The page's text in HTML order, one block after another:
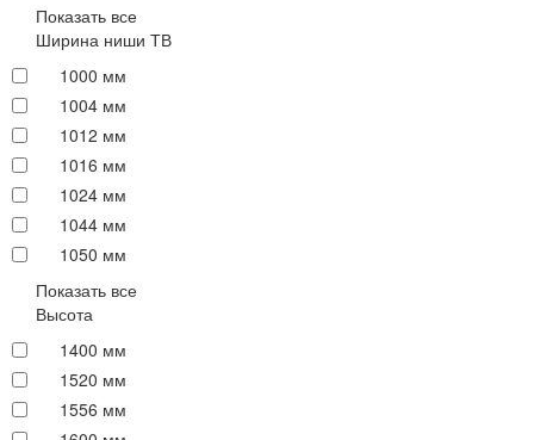
Показать все
Ширина ниши ТВ
1000 мм
1004 мм
1012 мм
1016 мм
1024 мм
1044 мм
1050 мм
Показать все
Высота
1400 мм
1520 мм
1556 мм